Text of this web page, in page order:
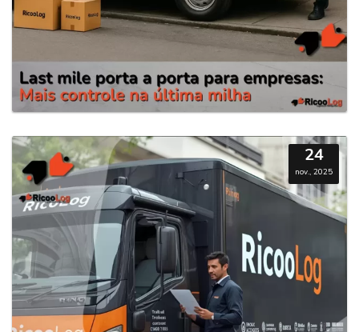
24
nov., 2025